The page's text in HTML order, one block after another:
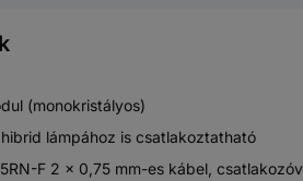
(monokristályos)
lámpához is csatlakoztatható
F 2 x 0,75 mm-es kábel,